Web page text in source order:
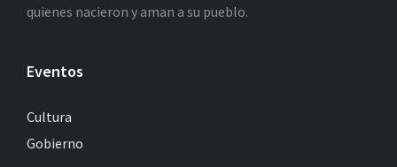
quienes nacieron y aman a su pueblo.
Eventos
Cultura
Gobierno